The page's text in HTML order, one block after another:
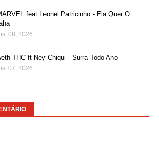
feat Leonel Patricinho - Ela Quer O
08, 2026
THC ft Ney Chiqui - Surra Todo Ano
07, 2026